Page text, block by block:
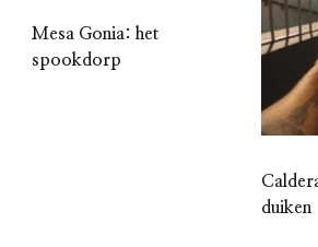
Mesa Gonia: het
spookdorp
duiken